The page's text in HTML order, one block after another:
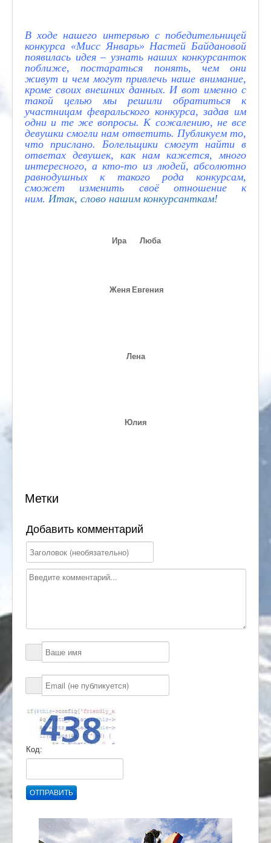
В ходе нашего интервью с победительницей
конкурса «Мисс Январь» Настей Байдановой
появилась идея – узнать наших конкурсанток
поближе, постараться понять, чем они
живут и чем могут привлечь наше внимание,
кроме своих внешних данных. И вот именно с
такой целью мы решили обратиться к
участницам февральского конкурса, задав им
одни и те же вопросы. К сожалению, не все
девушки смогли нам ответить. Публикуем то,
что прислано. Болельщики смогут найти в
ответах девушек, как нам кажется, много
интересного, а кто-то из людей, абсолютно
равнодушных к такого рода конкурсам,
сможет изменить своё отношение к
ним. Итак, слово нашим конкурсанткам!
Ира Люба
Женя Евгения
Лена
Юлия
Метки
Добавить комментарий
Код:
ОТПРАВИТЬ